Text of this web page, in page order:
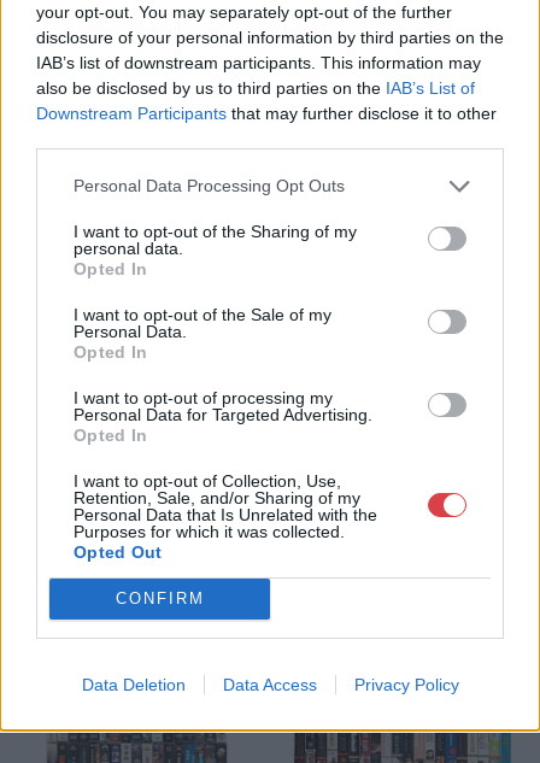
your opt-out. You may separately opt-out of the further
disclosure of your personal information by third parties on the
IAB’s list of downstream participants. This information may
also be disclosed by us to third parties on the IAB’s List of
Downstream Participants that may further disclose it to other
Personal Data Processing Opt Outs
I want to opt-out of the Sharing of my
personal data.
Opted In
I want to opt-out of the Sale of my
Personal Data.
Opted In
I want to opt-out of processing my
Personal Data for Targeted Advertising.
Opted In
I want to opt-out of Collection, Use,
Retention, Sale, and/or Sharing of my
Personal Data that Is Unrelated with the
Purposes for which it was collected.
Opted Out
CONFIRM
Data Deletion Data Access Privacy Policy
Cím: Müller Márta
Nagyházi Galéria és Aukciósház
Kft.
1055 Budapest, Balaton utca 8.
Telefon: +361 475 6000 +361
4756005
Weboldal:
Bemutatkozás: Magas színvonalú festmények és műtárgyak,
bútorok, szőnyegek, üveg, porcelán és ezüst tárgyak, ékszerek,
gyűjtemények árverezése. Ingyenes értékbecslés. Árveréseinkre
a tárgyfelvétel folyamatos.
GALÉRIA TOVÁBBI MŰTÁRGYAI
KAPCSOLÓDÓ MŰTÁRGYAK